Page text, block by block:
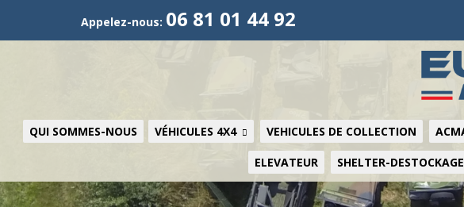
Appelez-nous: 06 81 01 44 92
QUI SOMMES-NOUS VÉHICULES 4X4 VEHICULES DE COLLECTION
ELEVATEUR SHELTER-DESTOCKAGE